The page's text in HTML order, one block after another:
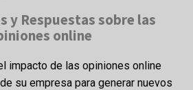
y Respuestas sobre las
online
impacto de las opiniones online
su empresa para generar nuevos